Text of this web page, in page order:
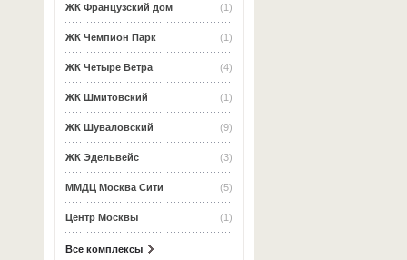
(1)
ЖК Французский дом
(1)
ЖК Чемпион Парк
(4)
ЖК Четыре Ветра
(1)
ЖК Шмитовский
(9)
ЖК Шуваловский
(3)
ЖК Эдельвейс
(5)
ММДЦ Москва Сити
(1)
Центр Москвы
Все комплексы